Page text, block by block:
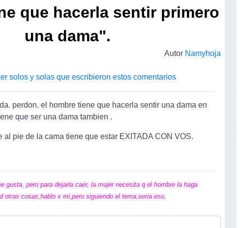
que hacerla sentir primero
una dama".
Autor Namyhoja
solos y solas que escribieron estos comentarios
perdon. el hombre tiene que hacerla sentir una dama en
que ser una dama tambien .
al pie de la cama tiene que estar EXITADA CON VOS.
gusta, pero para dejarla caer, la mujer necesita q el hombre la haga
otras cosas,hablo x mi,pero siguiendo el tema,seria eso.